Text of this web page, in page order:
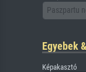
Paszpartu
Egyebek
Képakasztó